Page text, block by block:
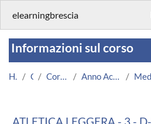
elearningbrescia
Informazioni sul corso
Home Corsi Corsi Istituzionali Anno Accademico 2018/2019